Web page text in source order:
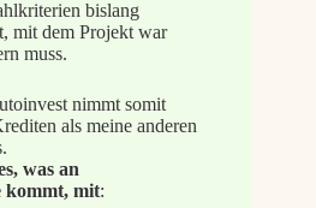
bislang
mit dem Projekt war
muss.
nimmt somit
als meine anderen
was an
kommt, mit: